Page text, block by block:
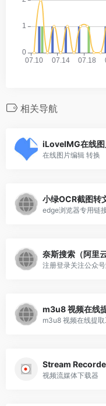
相关导航
iLoveIMG在线图
在线图片编辑 转换
小绿OCR截图转
edge浏览器专用链
奈斯搜索（阿里
注册登录关注公众
m3u8 视频在线
m3u8 视频在线提
Stream
视频流媒体下载器